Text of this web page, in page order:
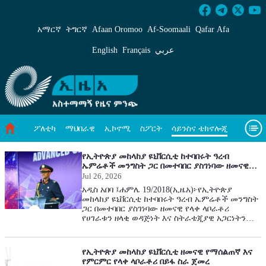
አማርኛ ትግርኛ Afaan Oromoo Af‑Soomaali Qafar Afa
English Français عربي
ፖለቲካ ማህበራዊ ኢኮኖሚ ስፖርት ሳይንስና ቴክኖሎጂ
አካባቢ ጥበቃ ዓለም አቀፍ ዜናዎች መጣጥፍ ቪዲዮዎች
መጽሔት
የኢትዮጵያ መከላከያ ዩኒቨርሲቲ ከተባበሩት ዓረብ
ኤምሬቶች መንግስት ጋር በመተባበር ያስገነባው ዘመናዊ
የላቀ ላቦራቶሪ የሀገራቱን ዘላቂ ወዳጅነት የሚያሳይ ታሪካዊ
ምልክት ነው
Jul 26, 2026
አዲስ አበባ ፤ሐምሌ 19/2018(ኢዜአ)፦የኢትዮጵያ
መከላከያ ዩኒቨርሲቲ ከተባበሩት ዓረብ ኤምሬቶች መንግስት
ጋር በመተባበር ያስገነባው ዘመናዊ የላቀ ላቦራቶሪ
የሀገራቱን ዘላቂ ወዳጅነት እና ስትራቴጂያዊ አጋርነትን
ፕሬዝዳንት ብርጋዴር ጄኔራል ከበደ ረጋሳ ገለጹ።
የኢትዮጵያ መከላከያ ዩኒቨርሲቲ ከተባበሩት ዓረብ
ኤምሬቶች መንግስት ጋር በመተባበር ያስገነባውን
የኢትዮጵያ መከላከያ ዩኒቨርሲቲ ዘመናዊ የማሰልጠኛ እና
የምርምር የላቀ ላቦራቶሪ በይፋ ስራ ጀመረ